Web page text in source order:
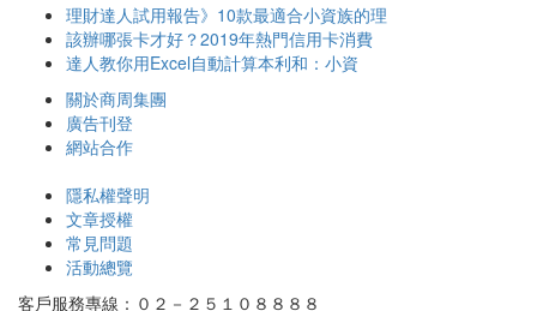
理財達人試用報告》10款最適合小資族的理
該辦哪張卡才好？2019年熱門信用卡消費
達人教你用Excel自動計算本利和：小資
關於商周集團
廣告刊登
網站合作
隱私權聲明
文章授權
常見問題
活動總覽
客戶服務專線：０２－２５１０８８８８